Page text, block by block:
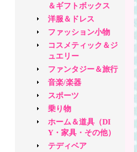
＆ギフトボックス
洋服＆ドレス
ファッション小物
コスメティック＆ジ
ュエリー
ファンタジー＆旅行
音楽/楽器
スポーツ
乗り物
ホーム＆道具（DI
Y・家具・その他）
テディベア